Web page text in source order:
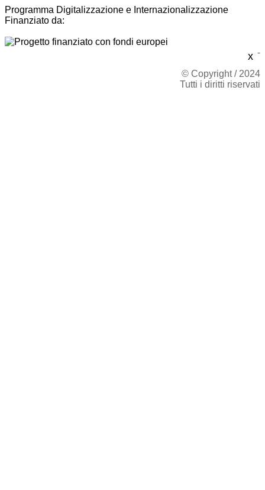
x
Programma Digitalizzazione e Internazionalizzazione
Finanziato da:
-
© Copyright / 2024
Tutti i diritti riservati